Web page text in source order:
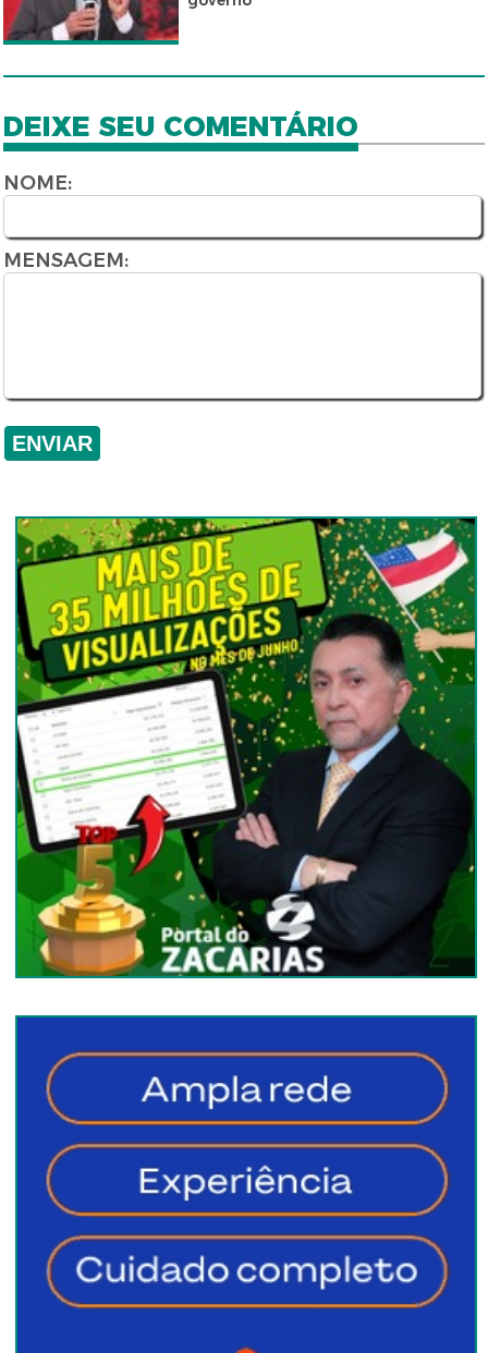
DEIXE SEU COMENTÁRIO
NOME:
MENSAGEM: